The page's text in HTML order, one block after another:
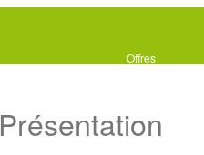
Offres
Présentation